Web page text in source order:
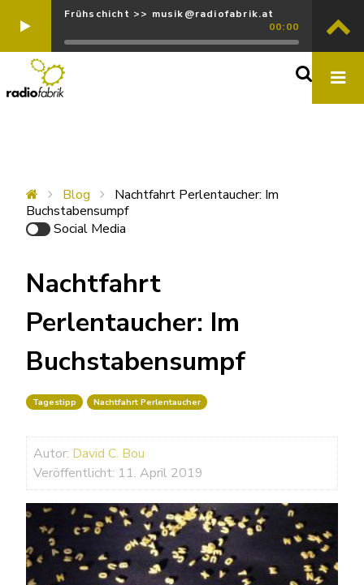
Frühschicht >> musik@radiofabrik.at
00:00
Blog
Nachtfahrt Perlentaucher: Im
Buchstabensumpf
Social Media
Nachtfahrt
Perlentaucher: Im
Buchstabensumpf
Tagestipp Nachtfahrt Perlentaucher
Autor: David C. Bou
Veröffentlicht: 11. April 2019